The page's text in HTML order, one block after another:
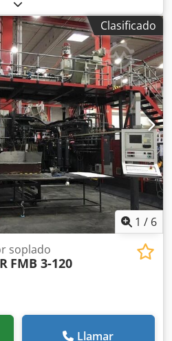
- 2017 Velocidad: 1,5L -
0,1 - 3,0L EQUIPAMIENTO
1. Enfriador - M.T.A S.p.A -
de baja presión - SHAMAL 45kW
- MÁX 16Bar 4. Depósito
45Bar
Clasificado
1 / 6
soplado
FMB 3-120
Llamar